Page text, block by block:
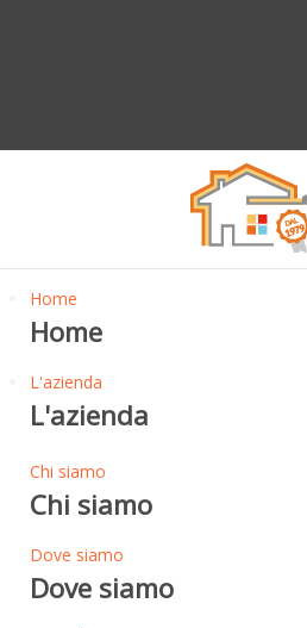
Home
Home
L'azienda
L'azienda
Chi siamo
Chi siamo
Dove siamo
Dove siamo